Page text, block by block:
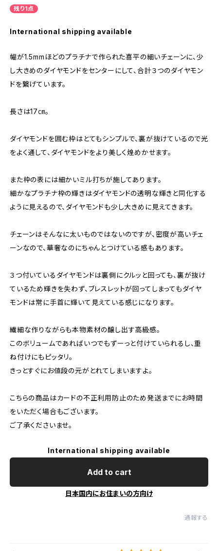
残り1点
International shipping available
幅が1.5mmほどのプラチナで作られた喜平の細いチェーンに、少
し大きめのダイヤモンドをセンターにして、合計３つのダイヤモン
ドを繋げています。
長さは17㎝。
ダイヤモンドを囲む枠はとてもシンプルで、裏が抜けているので光
をよく通して、ダイヤモンドをより美しく煌めかせます。
また枠の表には細かいミル打ちが施してあります。
細かなプラチナ枠の輝きはダイヤモンドの透明な輝きと同化する
ように見えるので、ダイヤモンドも少し大きめに見えてきます。
チェーンはそんなに太いものではないのですが、密度が高いチェ
ーンなので、華奢なのにちゃんとつけている感もあります。
３つ付いているダイヤモンドは裏側にクルッと回っても、裏が抜け
ているため輝きを失わず、ブレスレットが回ってしまってもダイヤ
モンドは常に手首に輝いて見えている感じになります。
繊細な作りながらも本物素材の醸し出す高級感。
このボリュームであればいつでもずーっと付けていられるし、重
ね付けにもピッタリ。
きっとすぐにお値段の元がとれてしまいますよ。
こちらの商品はカードの不正利用防止のため発送までにお時間
をいただく場合もございます。
ご了承くださいませ。
International shipping available
Add to cart
日本国内にお住まいの方向け
通報する